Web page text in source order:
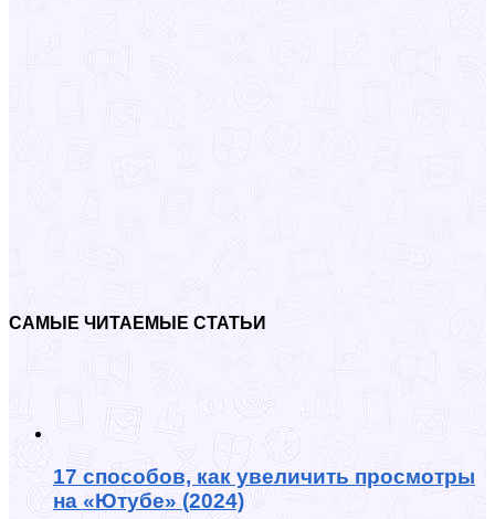
САМЫЕ ЧИТАЕМЫЕ СТАТЬИ
17 способов, как увеличить просмотры
на «Ютубе» (2024)